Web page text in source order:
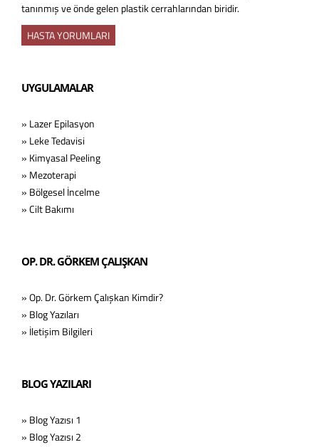
tanınmış ve önde gelen plastik cerrahlarından biridir.
HASTA YORUMLARI
UYGULAMALAR
» Lazer Epilasyon
» Leke Tedavisi
» Kimyasal Peeling
» Mezoterapi
» Bölgesel İncelme
» Cilt Bakımı
OP. DR. GÖRKEM ÇALIŞKAN
» Op. Dr. Görkem Çalışkan Kimdir?
» Blog Yazıları
» İletişim Bilgileri
BLOG YAZILARI
» Blog Yazısı 1
» Blog Yazısı 2